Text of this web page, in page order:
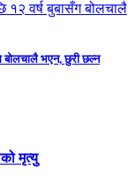
बोलचालै भएन, छुरी छल्न
मृत्यु